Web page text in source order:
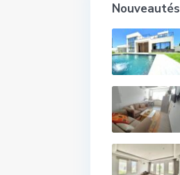
Nouveautés